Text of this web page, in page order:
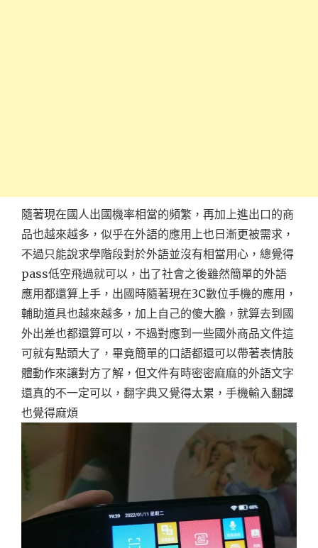
隨著現在國人出國機率相當的頻繁，再加上進出口的商
品也越來越多，似乎在外語的應用上也日漸更被需求，
不過只能說求學階段對於外語並沒有相當用心，總覺得
pass低空飛過就可以，出了社會之後雖然簡單的外語
應用都還算上手，出國時隨著現在3C數位手機的應用，
輔助道具也越來越多，加上自己的傻大膽，就算去到國
外出差也都還算可以，不過對應到一些國外商品文件這
可就有點頭大了，畢竟簡單的口語都還可以帶著表情肢
體動作來讓對方了解，但文件有時密密麻麻的外語文字
還真的不一定可以，翻字典又覺得太累，手機輸入翻譯
也覺得麻煩